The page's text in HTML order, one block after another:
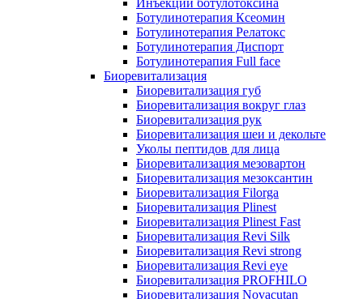
Инъекции ботулотоксина
Ботулинотерапия Ксеомин
Ботулинотерапия Релатокс
Ботулинотерапия Диспорт
Ботулинотерапия Full face
Биоревитализация
Биоревитализация губ
Биоревитализация вокруг глаз
Биоревитализация рук
Биоревитализация шеи и декольте
Уколы пептидов для лица
Биоревитализация мезовартон
Биоревитализация мезоксантин
Биоревитализация Filorga
Биоревитализация Plinest
Биоревитализация Plinest Fast
Биоревитализация Revi Silk
Биоревитализация Revi strong
Биоревитализация Revi eye
Биоревитализация PROFHILO
Биоревитализация Novacutan